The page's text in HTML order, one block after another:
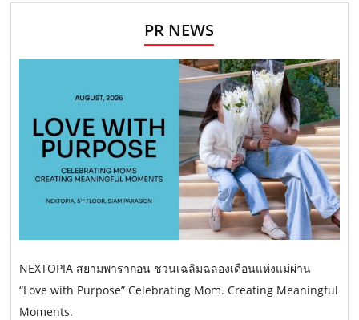
PR NEWS
NEXTOPIA สยามพารากอน ชวนเฉลิมฉลองเดือนแห่งแม่ผ่าน
“Love with Purpose” Celebrating Mom. Creating Meaningful
Moments.